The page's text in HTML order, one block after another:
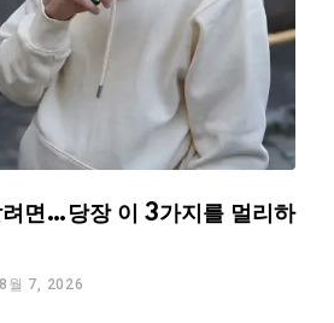
면…당장 이 3가지를 멀리하
8월 7, 2026